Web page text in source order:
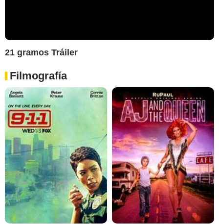
21 gramos Tráiler
Filmografía